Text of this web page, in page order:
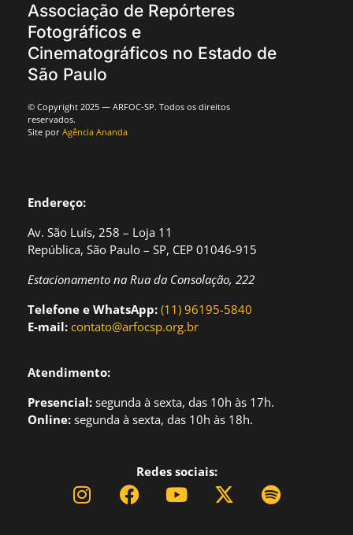
Associação de Repórteres
Fotográficos e
Cinematográficos no Estado de
São Paulo
© Copyright 2025 — ARFOC-SP. Todos os direitos
reservados.
Site por Agência Ananda
Endereço:
Av. São Luís, 258 – Loja 11
República, São Paulo – SP, CEP 01046-915
Estacionamento na Rua da Consolação, 222
Telefone e WhatsApp: (11) 96195-5840
E-mail: contato@arfocsp.org.br
Atendimento:
Presencial: segunda à sexta, das 10h às 17h.
Online: segunda à sexta, das 10h às 18h.
Redes sociais: